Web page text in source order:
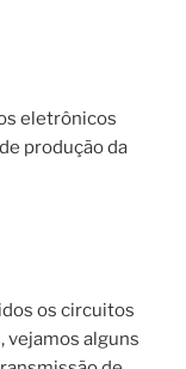
eletrônicos
produção da
os circuitos
vejamos alguns